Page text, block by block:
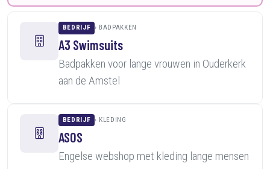
BEDRIJF BADPAKKEN
A3 Swimsuits
Badpakken voor lange vrouwen in Ouderkerk
aan de Amstel
BEDRIJF KLEDING
ASOS
Engelse webshop met kleding lange mensen